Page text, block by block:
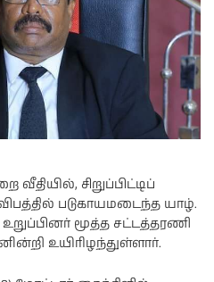
சிறுப்பிட்டிப்
படுகாயமடைந்த யாழ்.
உறுப்பினர் மூத்த சட்டத்தரணி
உயிரிழந்துள்ளார்.